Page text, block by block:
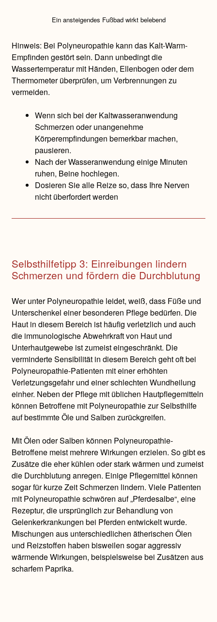
Ein ansteigendes Fußbad wirkt belebend
Hinweis: Bei Polyneuropathie kann das Kalt-Warm-
Empfinden gestört sein. Dann unbedingt die
Wassertemperatur mit Händen, Ellenbogen oder dem
Thermometer überprüfen, um Verbrennungen zu
vermeiden.
Wenn sich bei der Kaltwasseranwendung
Schmerzen oder unangenehme
Körperempfindungen bemerkbar machen,
pausieren.
Nach der Wasseranwendung einige Minuten
ruhen, Beine hochlegen.
Dosieren Sie alle Reize so, dass Ihre Nerven
nicht überfordert werden
Selbsthilfetipp 3: Einreibungen lindern
Schmerzen und fördern die Durchblutung
Wer unter Polyneuropathie leidet, weiß, dass Füße und
Unterschenkel einer besonderen Pflege bedürfen. Die
Haut in diesem Bereich ist häufig verletzlich und auch
die immunologische Abwehrkraft von Haut und
Unterhautgewebe ist zumeist eingeschränkt. Die
verminderte Sensibilität in diesem Bereich geht oft bei
Polyneuropathie-Patienten mit einer erhöhten
Verletzungsgefahr und einer schlechten Wundheilung
einher. Neben der Pflege mit üblichen Hautpflegemitteln
können Betroffene mit Polyneuropathie zur Selbsthilfe
auf bestimmte Öle und Salben zurückgreifen.
Mit Ölen oder Salben können Polyneuropathie-
Betroffene meist mehrere Wirkungen erzielen. So gibt es
Zusätze die eher kühlen oder stark wärmen und zumeist
die Durchblutung anregen. Einige Pflegemittel können
sogar für kurze Zeit Schmerzen lindern. Viele Patienten
mit Polyneuropathie schwören auf „Pferdesalbe“, eine
Rezeptur, die ursprünglich zur Behandlung von
Gelenkerkrankungen bei Pferden entwickelt wurde.
Mischungen aus unterschiedlichen ätherischen Ölen
und Reizstoffen haben bisweilen sogar aggressiv
wärmende Wirkungen, beispielsweise bei Zusätzen aus
scharfem Paprika.